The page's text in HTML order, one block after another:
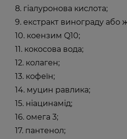
гіалуронова кислота;
екстракт винограду
коензим Q10;
кокосова вода;
колаген;
кофеїн;
муцин равлика;
ніацинамід;
омега 3;
пантенол;